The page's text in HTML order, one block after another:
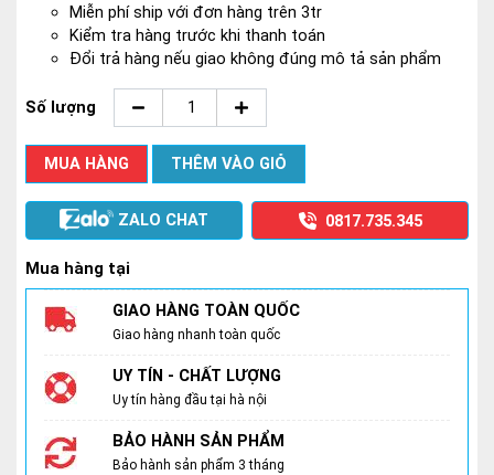
Miễn phí ship với đơn hàng trên 3tr
Kiểm tra hàng trước khi thanh toán
Đổi trả hàng nếu giao không đúng mô tả sản phẩm
Số lượng
MUA HÀNG THÊM VÀO GIỎ
ZALO CHAT 0817.735.345
Mua hàng tại
GIAO HÀNG TOÀN QUỐC
Giao hàng nhanh toàn quốc
UY TÍN - CHẤT LƯỢNG
Uy tín hàng đầu tại hà nội
BẢO HÀNH SẢN PHẨM
Bảo hành sản phẩm 3 tháng